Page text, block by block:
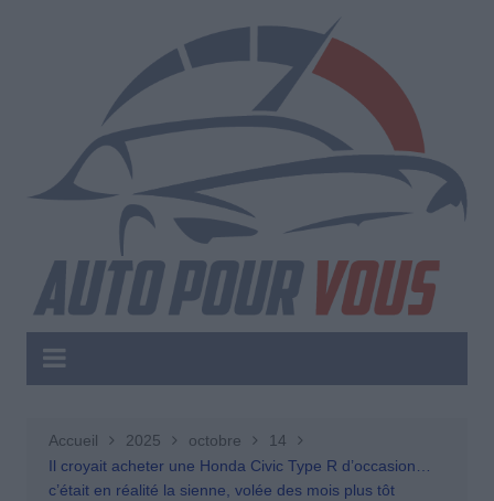
Accueil 2025 octobre
14
Il croyait acheter une Honda Civic Type R d’occasion…
c’était en réalité la sienne, volée des mois plus tôt